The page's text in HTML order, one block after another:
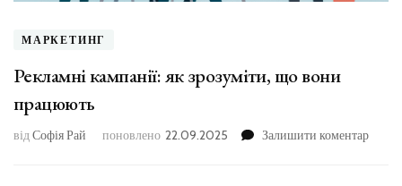
МАРКЕТИНГ
Рекламні кампанії: як зрозуміти, що вони
працюють
відСофія Рай поновлено 22.09.2025 Залишити коментардо